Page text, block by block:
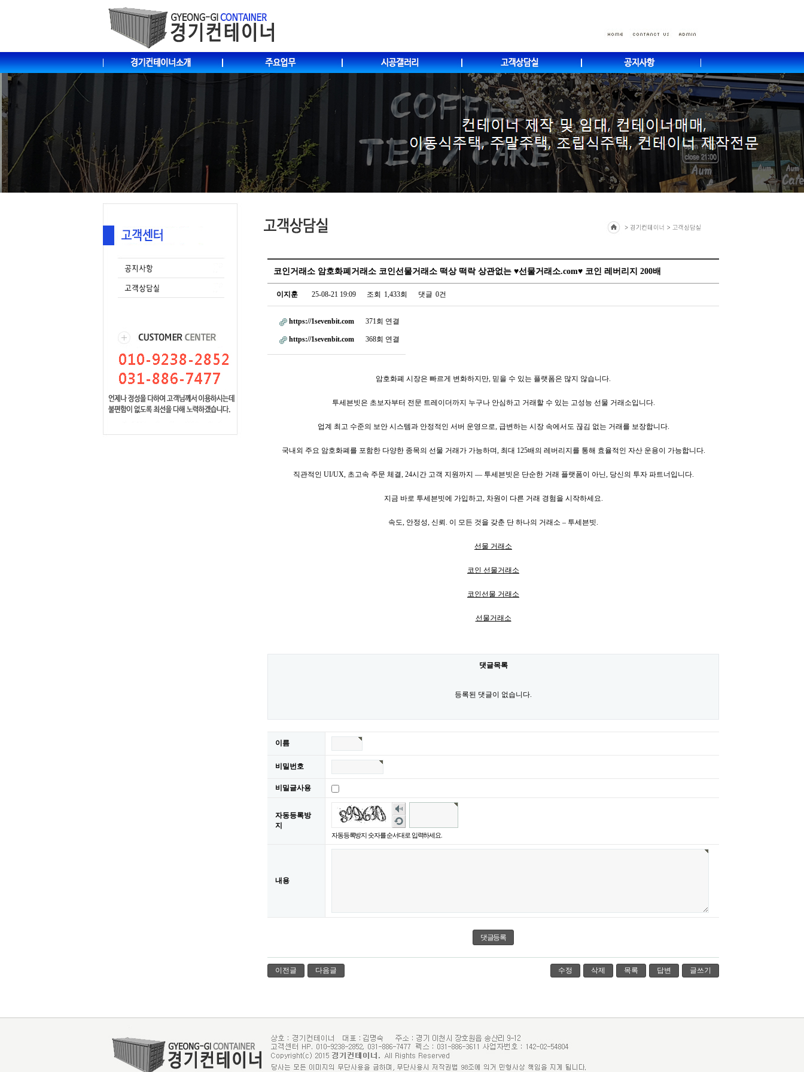
코인거래소 암호화폐거래소 코인선물거래소 떡상 떡락 상관없는 ♥선물거래소.com♥ 코인 레버리지 200배
이지훈 25-08-21 19:09 조회 1,433회 댓글 0건
https://1sevenbit.com 371회 연결
https://1sevenbit.com 368회 연결
암호화폐 시장은 빠르게 변화하지만, 믿을 수 있는 플랫폼은 많지 않습니다.
투세븐빗은 초보자부터 전문 트레이더까지 누구나 안심하고 거래할 수 있는 고성능 선물 거래소입니다.
업계 최고 수준의 보안 시스템과 안정적인 서버 운영으로, 급변하는 시장 속에서도 끊김 없는 거래를 보장합니다.
국내외 주요 암호화폐를 포함한 다양한 종목의 선물 거래가 가능하며, 최대 125배의 레버리지를 통해 효율적인 자산 운용이 가능합니다.
직관적인 UI/UX, 초고속 주문 체결, 24시간 고객 지원까지 — 투세븐빗은 단순한 거래 플랫폼이 아닌, 당신의 투자 파트너입니다.
지금 바로 투세븐빗에 가입하고, 차원이 다른 거래 경험을 시작하세요.
속도, 안정성, 신뢰. 이 모든 것을 갖춘 단 하나의 거래소 – 투세븐빗.
선물 거래소
코인 선물거래소
코인선물 거래소
선물거래소
댓글목록
등록된 댓글이 없습니다.
이름
비밀번호
비밀글사용
자동등록방
지
숫
자
음
성
듣
새
로
고
침
자동등록방지 숫자를 순서대로 입력하세요.
내용
이전글 다음글 수정 삭제 목록 답변 글쓰기